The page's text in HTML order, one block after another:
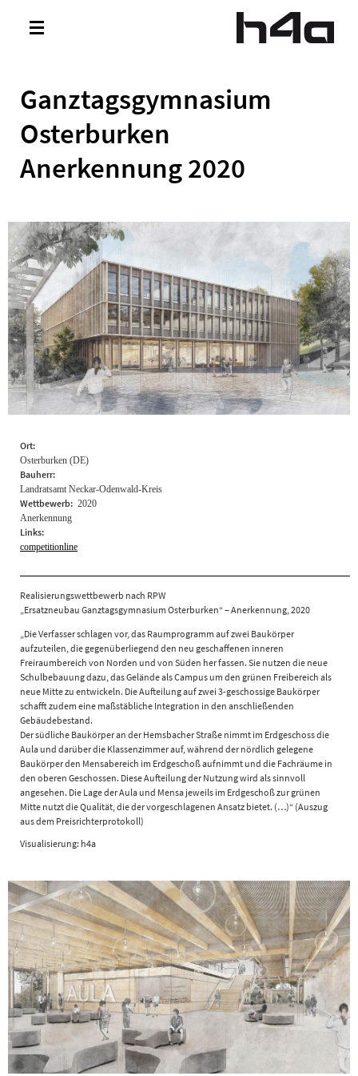
Toggle
Ganztagsgymnasium
Osterburken
Anerkennung 2020
Ort:
Osterburken (DE)
Bauherr:
Landratsamt Neckar-Odenwald-Kreis
Wettbewerb:
Anerkennung
2020
Links:
competitionline
Realisierungswettbewerb nach RPW
„Ersatzneubau Ganztagsgymnasium Osterburken“ – Anerkennung, 2020
„Die Verfasser schlagen vor, das Raumprogramm auf zwei Baukörper
aufzuteilen, die gegenüberliegend den neu geschaffenen inneren
Freiraumbereich von Norden und von Süden her fassen. Sie nutzen die neue
Schulbebauung dazu, das Gelände als Campus um den grünen Freibereich als
neue Mitte zu entwickeln. Die Aufteilung auf zwei 3-geschossige Baukörper
schafft zudem eine maßstäbliche Integration in den anschließenden
Gebäudebestand.
Der südliche Baukörper an der Hemsbacher Straße nimmt im Erdgeschoss die
Aula und darüber die Klassenzimmer auf, während der nördlich gelegene
Baukörper den Mensabereich im Erdgeschoß aufnimmt und die Fachräume in
den oberen Geschossen. Diese Aufteilung der Nutzung wird als sinnvoll
angesehen. Die Lage der Aula und Mensa jeweils im Erdgeschoß zur grünen
Mitte nutzt die Qualität, die der vorgeschlagenen Ansatz bietet. (…)“ (Auszug
aus dem Preisrichterprotokoll)
Visualisierung: h4a